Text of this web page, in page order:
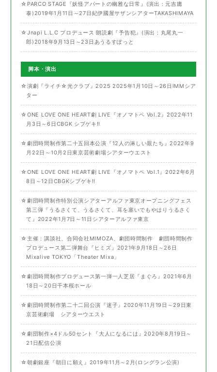
☆PARCO STAGE『妖怪アパートの幽雅な日常』(演出：元吉庸
泰)2019年1月11日～27日紀伊國屋サザンシアターTAKASHIMAYA
☆Jnapi L.L.C プロデュース 朗読劇『予告犯』(演出：丸尾丸一
郎)2018年9月13日～23日あうるすぽっと
脚本・演出
☆演劇『ライチ☆光クラブ』2025 2025年1月10日～26日IMMシア
ター
☆ONE LOVE ONE HEART劇 LIVE『オノマトペ Vol.2』2022年11
月3日～6日CBGK シブゲキ‼
☆劇団時間制作第二十五回本公演『12人の淋しい親たち』2022年9
月22日～10月2日東京芸術劇場シアターウエスト
☆ONE LOVE ONE HEART劇 LIVE『オノマトペ Vol.1』2022年6月
8日～12日CBGKシブゲキ‼
☆劇団時間制作特別公演シアターアルファ東京オープニングフェス
第三弾『うるさくて、うるさくて、耳を塞いでもやはりうるさく
て』2022年1月7日～11日シアターアルファ東京
☆主催：講談社、合同会社MIMOZA、劇団時間制作 劇団時間制作
プロデュース第二弾舞台『ヒミズ』2021年9月18日～26日
Mixalive TOKYO「Theater Mixa」
☆劇団時間制作プロデュース第一弾一人芝居『まぐろ』2021年6月
18日～20日千本桜ホール
☆劇団時間制作第二十二回公演『迷子』2020年11月19日～29日東
京芸術劇場 シアターウエスト
☆劇団制作×4ドル50セント『大人になるには』2020年8月19日～
21日配信公演
☆朝劇銀座『朝日に願え』2019年11月～2月(ロングラン公演)